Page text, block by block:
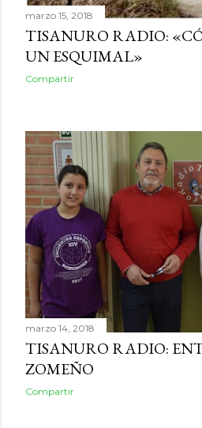
marzo 15, 2018
TISANURO RADIO:
UN ESQUIMAL»
Compartir
marzo 14, 2018
TISANURO RADIO:
ZOMEÑO
Compartir